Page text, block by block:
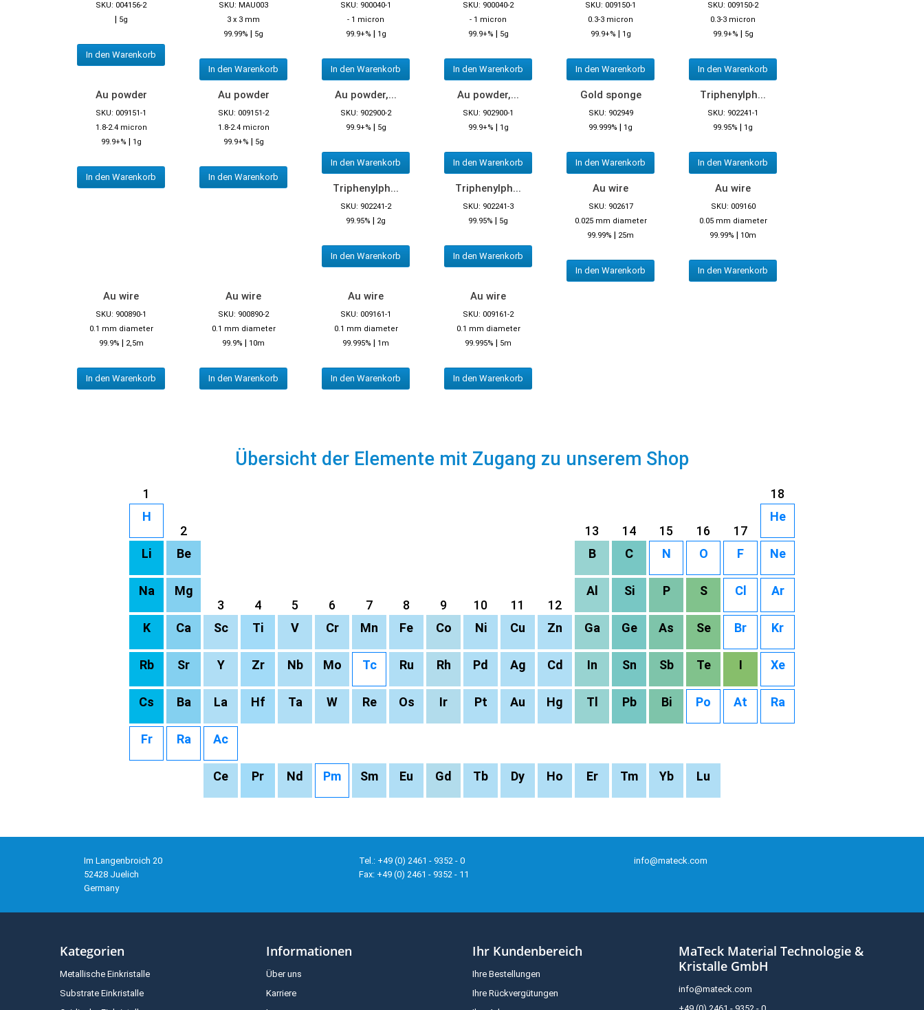
SKU: 004156-2
| 5g
In den Warenkorb
SKU: MAU003
3 x 3 mm
99.99% | 5g
In den Warenkorb
SKU: 900040-1
- 1 micron
99.9+% | 1g
In den Warenkorb
SKU: 900040-2
- 1 micron
99.9+% | 5g
In den Warenkorb
SKU: 009150-1
0.3-3 micron
99.9+% | 1g
In den Warenkorb
SKU: 009150-2
0.3-3 micron
99.9+% | 5g
In den Warenkorb
Au powder
SKU: 009151-1
1.8-2.4 micron
99.9+% | 1g
In den Warenkorb
Au powder
SKU: 009151-2
1.8-2.4 micron
99.9+% | 5g
In den Warenkorb
Au powder,...
SKU: 902900-2
99.9+% | 5g
In den Warenkorb
Au powder,...
SKU: 902900-1
99.9+% | 1g
In den Warenkorb
Gold sponge
SKU: 902949
99.999% | 1g
In den Warenkorb
Triphenylph...
SKU: 902241-1
99.95% | 1g
In den Warenkorb
Triphenylph...
SKU: 902241-2
99.95% | 2g
In den Warenkorb
Triphenylph...
SKU: 902241-3
99.95% | 5g
In den Warenkorb
Au wire
SKU: 902617
0.025 mm diameter
99.99% | 25m
In den Warenkorb
Au wire
SKU: 009160
0.05 mm diameter
99.99% | 10m
In den Warenkorb
Au wire
SKU: 900890-1
0.1 mm diameter
99.9% | 2,5m
In den Warenkorb
Au wire
SKU: 900890-2
0.1 mm diameter
99.9% | 10m
In den Warenkorb
Au wire
SKU: 009161-1
0.1 mm diameter
99.995% | 1m
In den Warenkorb
Au wire
SKU: 009161-2
0.1 mm diameter
99.995% | 5m
In den Warenkorb
Übersicht der Elemente mit Zugang zu unserem Shop
1
18
H
2
13 14 15 16 17
He
Li Be B C N O F Ne
Na
Mg
3
4 5 6 7 8 9 10 11 12
Al Si P S Cl Ar
K Ca Sc Ti V Cr Mn Fe Co Ni Cu Zn Ga Ge As Se Br Kr
Rb Sr Y Zr Nb Mo Tc Ru Rh Pd Ag Cd In Sn Sb Te I Xe
Cs Ba La Hf Ta W Re Os Ir Pt Au Hg Tl Pb Bi Po At Ra
Fr Ra Ac
Ce Pr Nd Pm Sm Eu Gd Tb Dy Ho Er Tm Yb Lu
Im Langenbroich 20
52428 Juelich
Germany
Tel.: +49 (0) 2461 - 9352 - 0
Fax: +49 (0) 2461 - 9352 - 11
info@mateck.com
Kategorien
Metallische Einkristalle
Substrate Einkristalle
Informationen
Über uns
Karriere
Ihr Kundenbereich
Ihre Bestellungen
Ihre Rückvergütungen
MaTeck Material Technologie &
Kristalle GmbH
info@mateck.com